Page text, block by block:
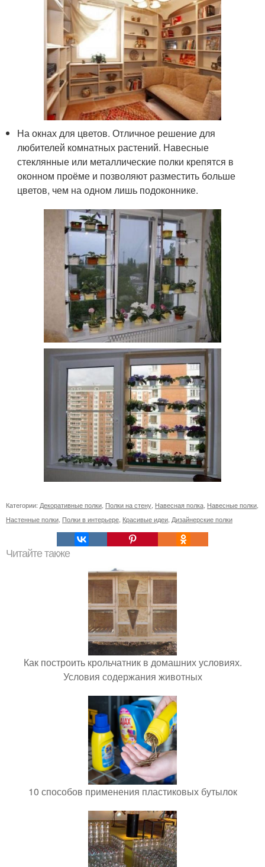
На окнах для цветов. Отличное решение для
любителей комнатных растений. Навесные
стеклянные или металлические полки крепятся в
оконном проёме и позволяют разместить больше
цветов, чем на одном лишь подоконнике.
Категории: Декоративные полки Полки на стену Навесная полка Навесные полки
Настенные полки Полки в интерьере Красивые идеи Дизайнерские полки
Читайте также
Как построить крольчатник в домашних условиях.
Условия содержания животных
10 способов применения пластиковых бутылок